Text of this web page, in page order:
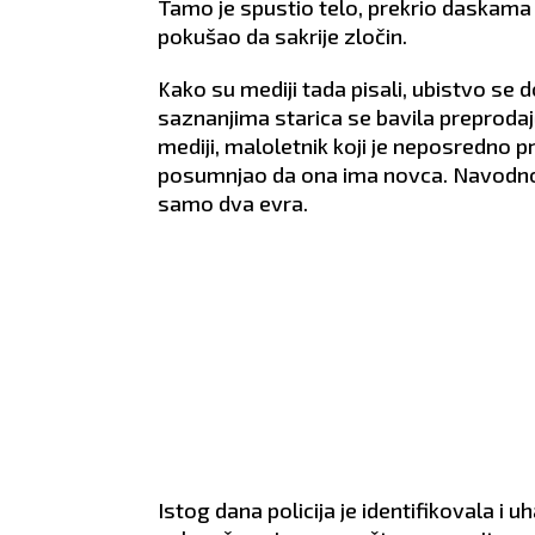
Tamo je spustio telo, prekrio
pokušao da sakrije zločin.
Kako su mediji tada pisali, ubistvo se
saznanjima starica se bavila
mediji, maloletnik koji je neposredno
posumnjao da ona ima novca.
samo dva evra.
Istog dana policija je identifikovala i
Danas ćete voditi
razgovore.
mogućnost odlaska
Dobro raspoloženje
trenutni odnos.
ćete imati
razgovor s
POSAO:Potrudite se
završite poslove oko
dobar plan koji će
funkcionisati i u
nepredviđenih
LJUBAV:Zaboravite
poslovne obaveze kad
partnerom da ne biste